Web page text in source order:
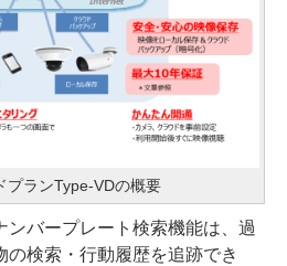
ランType-VDの概要
バープレート検索機能は、過
検索・行動履歴を追跡でき